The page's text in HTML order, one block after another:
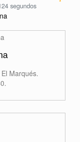
segundos
Marqués.